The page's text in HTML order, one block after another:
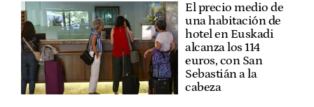
El precio medio de
una habitación de
hotel en Euskadi
alcanza los 114
euros, con San
Sebastián a la
cabeza